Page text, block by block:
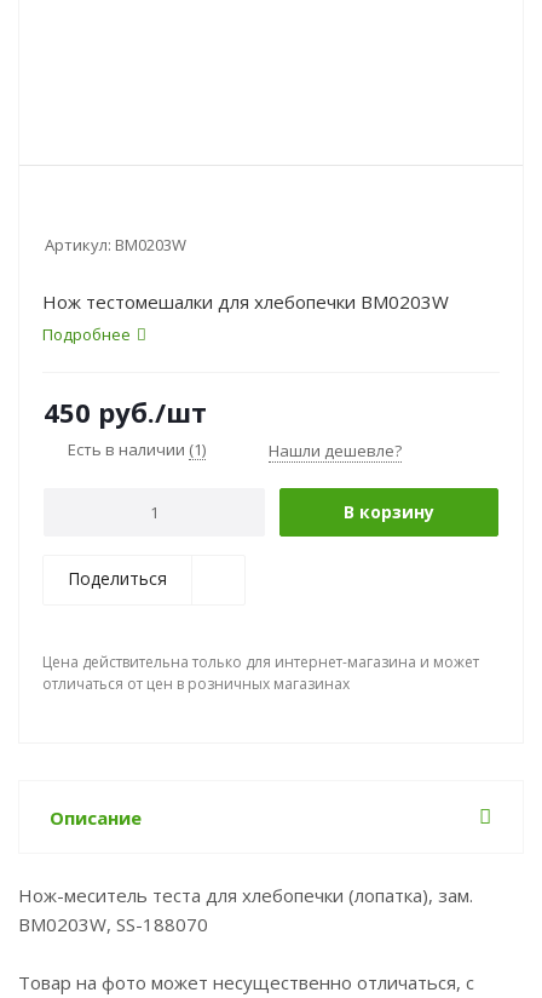
Артикул: BM0203W
Нож тестомешалки для хлебопечки BM0203W
Подробнее
450 руб./шт
Есть в наличии (1) Нашли дешевле?
В корзину
Поделиться
Цена действительна только для интернет-магазина и может
отличаться от цен в розничных магазинах
Описание
Нож-меситель теста для хлебопечки (лопатка), зам.
BM0203W, SS-188070
Товар на фото может несущественно отличаться, с